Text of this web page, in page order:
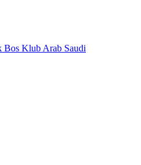
Bos Klub Arab Saudi